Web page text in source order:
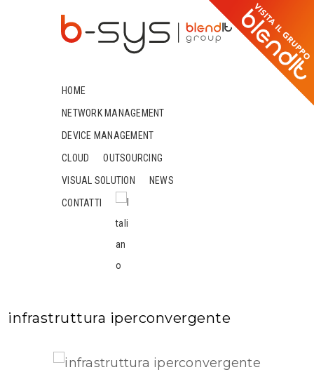
HOME
NETWORK MANAGEMENT
DEVICE MANAGEMENT
CLOUD
OUTSOURCING
VISUAL SOLUTION
NEWS
CONTATTI
infrastruttura iperconvergente